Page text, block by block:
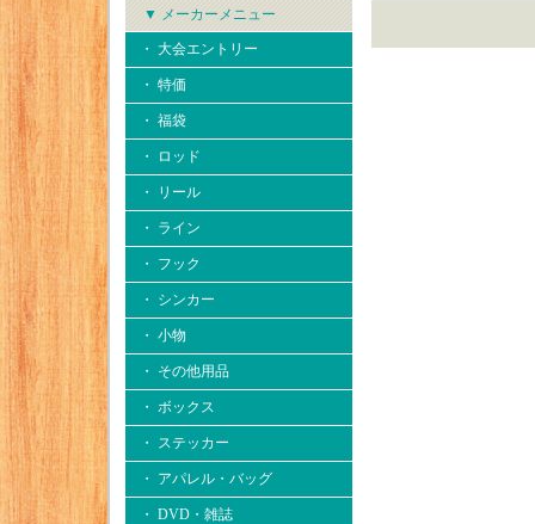
▼ メーカーメニュー
・ 大会エントリー
・ 特価
・ 福袋
・ ロッド
・ リール
・ ライン
・ フック
・ シンカー
・ 小物
・ その他用品
・ ボックス
・ ステッカー
・ アパレル・バッグ
・ DVD・雑誌